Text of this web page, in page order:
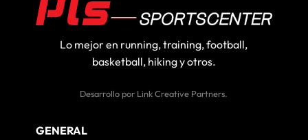
Lo mejor en running, training, football,
basketball, hiking y otros.
Desarrollo por Link Creative Partners.
GENERAL